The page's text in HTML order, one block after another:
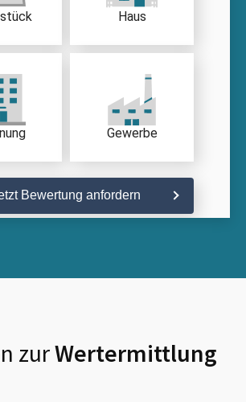
Haus
Gewerbe
Bewertung anfordern
zurWertermittlung